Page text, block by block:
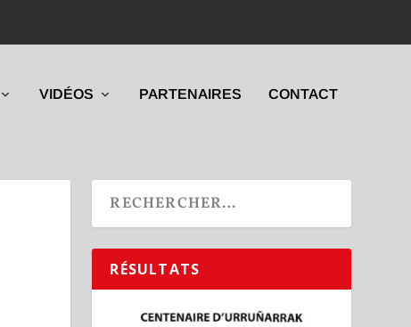
VIDÉOS PARTENAIRES CONTACT
RÉSULTATS